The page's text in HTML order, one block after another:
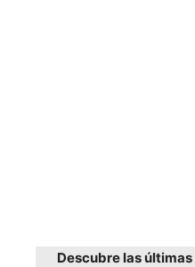
Descubre las últimas